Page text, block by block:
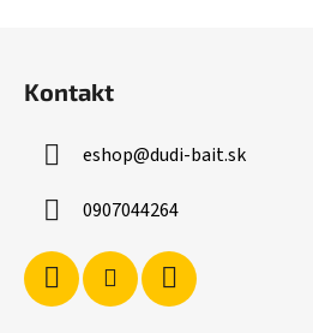
Kontakt
eshop@dudi-bait.sk
0907044264